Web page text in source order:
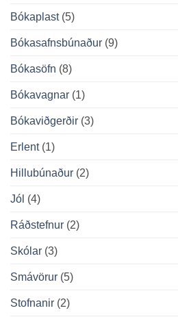
Bókaplast(5)
Bókasafnsbúnaður (9)
Bókasöfn (8)
Bókavagnar (1)
Bókaviðgerðir (3)
Erlent(1)
Hillubúnaður (2)
Jól (4)
Ráðstefnur (2)
Skólar (3)
Smávörur (5)
Stofnanir (2)